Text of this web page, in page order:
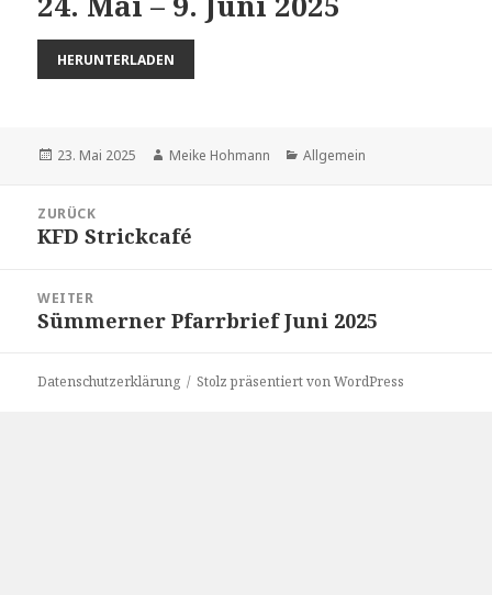
HERUNTERLADEN
Veröffentlicht
23. Mai 2025 Autor
Meike Hohmann Kategorien
Allgemein
ZURÜCK
Vorheriger
KFD Strickcafé
WEITER
Nächster
Sümmerner Pfarrbrief Juni 2025
Datenschutzerklärung Stolz präsentiert von WordPress